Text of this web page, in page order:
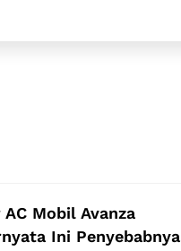
Mobil Avanza
Ini Penyebabnya